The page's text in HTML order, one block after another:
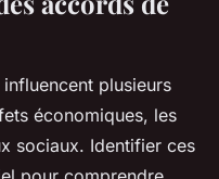
plusieurs
économiques, les
sociaux. Identifier ces